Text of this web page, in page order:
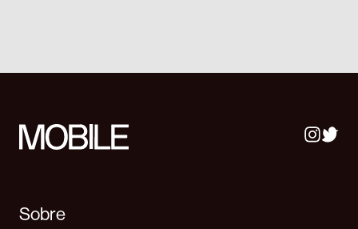
Sobre